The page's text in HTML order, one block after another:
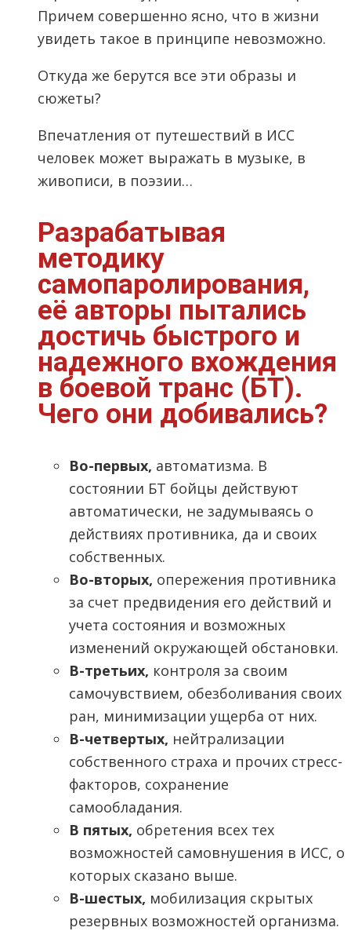
Причем совершенно ясно, что в жизни
увидеть такое в принципе невозможно.
Откуда же берутся все эти образы и
сюжеты?
Впечатления от путешествий в ИСС
человек может выражать в музыке, в
живописи, в поэзии…
Разрабатывая
методику
самопаролирования,
её авторы пытались
достичь быстрого и
надежного вхождения
в боевой транс (БТ).
Чего они добивались?
Во-первых, автоматизма. В
состоянии БТ бойцы действуют
автоматически, не задумываясь о
действиях противника, да и своих
собственных.
Во-вторых, опережения противника
за счет предвидения его действий и
учета состояния и возможных
изменений окружающей обстановки.
В-третьих, контроля за своим
самочувствием, обезболивания своих
ран, минимизации ущерба от них.
В-четвертых, нейтрализации
собственного страха и прочих стресс-
факторов, сохранение
самообладания.
В пятых, обретения всех тех
возможностей самовнушения в ИСС, о
которых сказано выше.
В-шестых, мобилизация скрытых
резервных возможностей организма.